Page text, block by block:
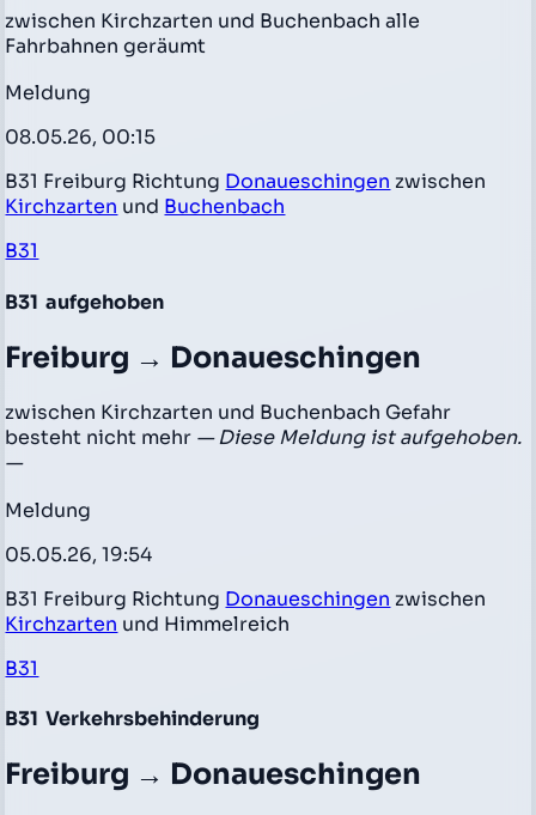
zwischen Kirchzarten und Buchenbach alle
Fahrbahnen geräumt
Meldung
08.05.26, 00:15
B31 Freiburg Richtung Donaueschingen zwischen
Kirchzarten und Buchenbach
B31
B31 aufgehoben
Freiburg → Donaueschingen
zwischen Kirchzarten und Buchenbach Gefahr
besteht nicht mehr — Diese Meldung ist aufgehoben.
—
Meldung
05.05.26, 19:54
B31 Freiburg Richtung Donaueschingen zwischen
Kirchzarten und Himmelreich
B31
B31 Verkehrsbehinderung
Freiburg → Donaueschingen